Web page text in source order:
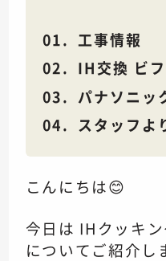
工事情報
IH交換 ビ
パナソニッ
スタッフよ
こんにちは😊
今日は IHクッキ
についてご紹介し